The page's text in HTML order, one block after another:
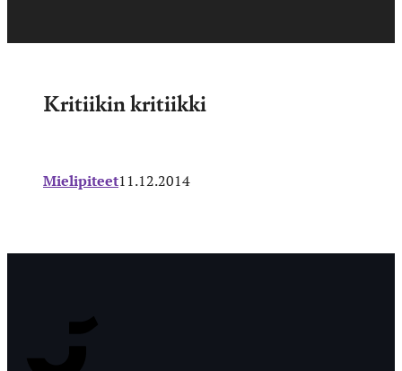
Kritiikin kritiikki
Mielipiteet11.12.2014